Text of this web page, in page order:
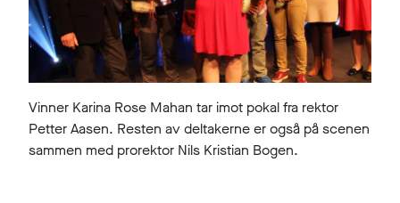
Vinner Karina Rose Mahan tar imot pokal fra rektor
Petter Aasen. Resten av deltakerne er også på scenen
sammen med prorektor Nils Kristian Bogen.